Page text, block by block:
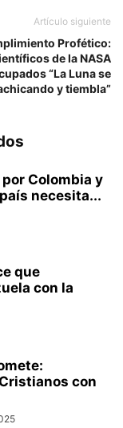
Artículo siguiente
Profético:
de la NASA
“La Luna se
y tiembla”
Colombia y
necesita...
que
con la
con